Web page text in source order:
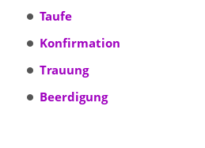
Taufe
Konfirmation
Trauung
Beerdigung